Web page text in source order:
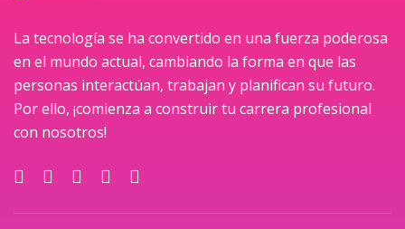
La tecnología se ha convertido en una fuerza poderosa
en el mundo actual, cambiando la forma en que las
personas interactúan, trabajan y planifican su futuro.
Por ello, ¡comienza a construir tu carrera profesional
con nosotros!